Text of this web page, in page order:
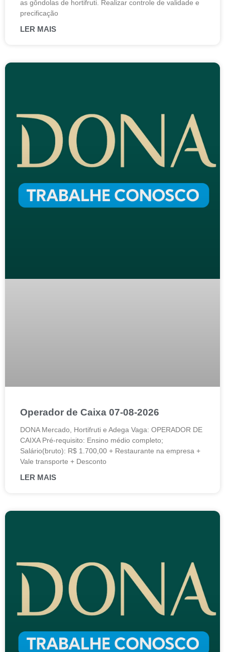
as gôndolas de hortifruti. Realizar controle de validade e
precificação
LER MAIS
Operador de Caixa 07-08-2026
DONA Mercado, Hortifruti e Adega Vaga: OPERADOR DE
CAIXA Pré-requisito: Ensino médio completo;
Salário(bruto): R$ 1.700,00 + Restaurante na empresa +
Vale transporte + Desconto
LER MAIS